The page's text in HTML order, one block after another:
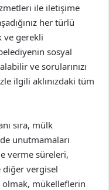
ile iletişime
her türlü
ve gerekli
sosyal
ve sorularınızı
ilgili aklınızdaki tüm
sıra, mülk
unutmamaları
verme süreleri,
diğer vergisel
mükelleflerin